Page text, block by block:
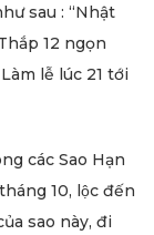
sau : “Nhật
12 ngọn
lễ lúc 21 tới
các Sao Hạn
10, lộc đến
sao này, đi